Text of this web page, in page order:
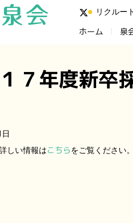
リクルー
ホーム 泉
７年度新卒
しい情報はこちら をご覧ください。